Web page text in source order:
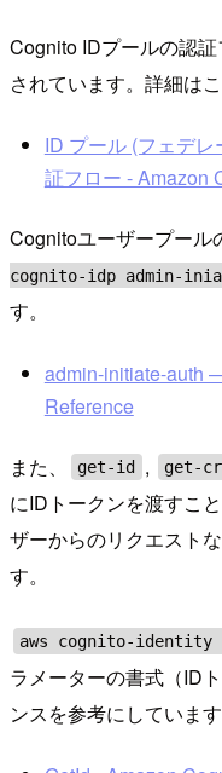
Cognito IDプールの認
されています。詳細は
ID プール (フェデ
証フロー - Amazon
Cognitoユーザープール
cognito-idp admin-
す。
admin-initiate-auth
Reference
また、 get-id , get-
にIDトークンを渡すこ
ザーからのリクエスト
す。
aws cognito-identity
ラメーターの書式（ID
ンスを参考にしています